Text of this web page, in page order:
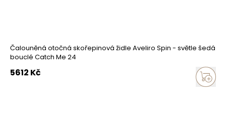
Čalouněná otočná skořepinová židle Aveliro Spin - světle šedá
bouclé Catch Me 24
5612 Kč